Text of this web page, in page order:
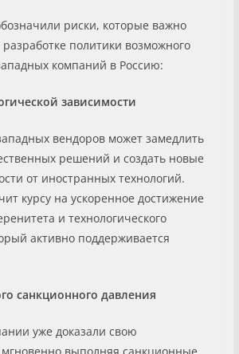
риски, которые важно
политики возможного
компаний в Россию:
зависимости
вендоров может замедлить
решений и создать новые
от иностранных технологий.
курсу на ускоренное достижение
и технологического
активно поддерживается
санкционного давления
уже доказали свою